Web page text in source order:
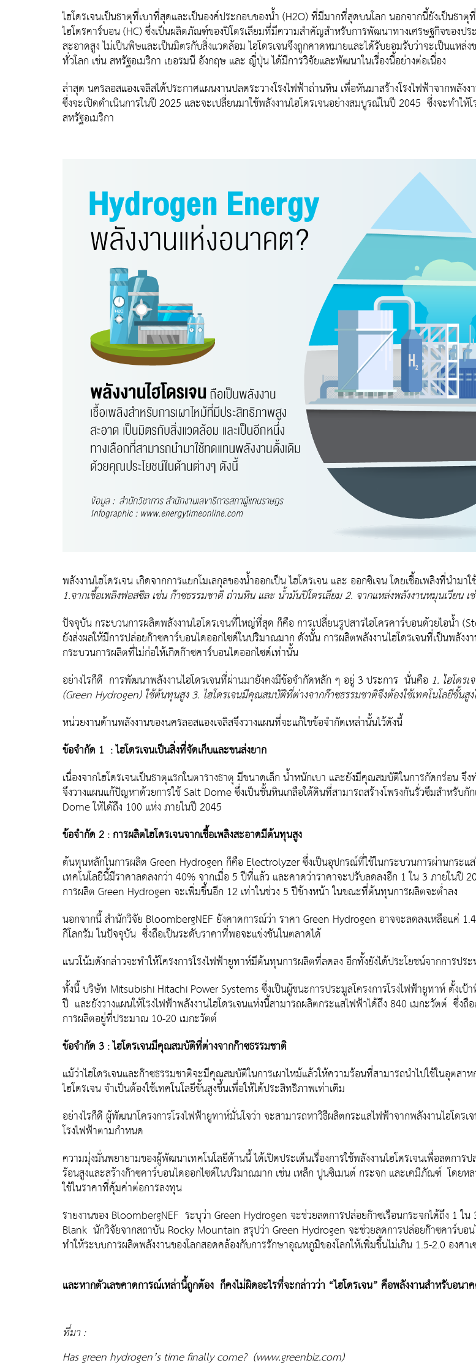
ไฮโดรเจนเป็นธาตุที่เบาที่สุดและเป็นองค์ประกอบของน้ำ (H2O) ที่มีมากที่สุดบนโลก นอกจากนี้ยังเป็นธา
ไฮโดรคาร์บอน (HC) ซึ่งเป็นผลิตภัณฑ์ของปิโตรเลียมที่มีความสําคัญสําหรับการพัฒนาทางเศรษฐกิจของ
สะอาดสูง ไม่เป็นพิษและเป็นมิตรกับสิ่งแวดล้อม ไฮโดรเจนจึงถูกคาดหมายและได้รับยอมรับว่าจะเป็นแห
ทั่วโลก เช่น สหรัฐอเมริกา เยอรมนี อังกฤษ และ ญี่ปุ่น ได้มีการวิจัยและพัฒนาในเรื่องนี้อย่างต่อเนื่อง
ล่าสุด นครลอสแองเจลิสได้ประกาศแผนงานปลดระวางโรงไฟฟ้าถ่านหิน เพื่อหันมาสร้างโรงไฟฟ้าจากพลัง
ซึ่งจะเปิดดำเนินการในปี 2025 และจะเปลี่ยนมาใช้พลังงานไฮโดรเจนอย่างสมบูรณ์ในปี 2045 ซึ่งจะทำให้
สหรัฐอเมริกา
พลังงานไฮโดรเจน เกิดจากการแยกโมเลกุลของน้ำออกเป็น ไฮโดรเจน และ ออกซิเจน โดยเชื้อเพลิงที่นำ
1.จากเชื้อเพลิงฟอสซิล เช่น ก๊าซธรรมชาติ ถ่านหิน และ น้ำมันปิโตรเลียม 2. จากแหล่งพลังงานหมุนเวียน
ปัจจุบัน กระบวนการผลิตพลังงานไฮโดรเจนที่ใหญ่ที่สุด ก็คือ การเปลี่ยนรูปสารไฮโครคาร์บอนด้วยไอน้
ยังส่งผลให้มีการปล่อยก๊าซคาร์บอนไดออกไซด์ในปริมาณมาก ดังนั้น การผลิตพลังงานไฮโดรเจนที่เป็นพลังง
กระบวนการผลิตที่ไม่ก่อให้เกิดก๊าซคาร์บอนไดออกไซด์เท่านั้น
อย่างไรก็ดี การพัฒนาพลังงานไฮโดรเจนที่ผ่านมายังคงมีข้อจำกัดหลัก ๆ อยู่ 3 ประการ นั่นคือ 1. ไฮโดร
(Green Hydrogen) ใช้ต้นทุนสูง 3. ไฮโดรเจนมีคุณสมบัติที่ต่างจากก๊าซธรรมชาติจึงต้องใช้เทคโนโลยีขั้นสู
หน่วยงานด้านพลังงานของนครลอสแองเจลิสจึงวางแผนที่จะแก้ไขข้อจำกัดเหล่านั้นไว้ดังนี้
ข้อจำกัด 1 : ไฮโดรเจนเป็นสิ่งที่จัดเก็บและขนส่งยาก
เนื่องจากไฮโดรเจนเป็นธาตุแรกในตารางธาตุ มีขนาดเล็ก น้ำหนักเบา และยังมีคุณสมบัติในการกัดกร่อน จึ
จึงวางแผนแก้ปัญหาด้วยการใช้ Salt Dome ซึ่งเป็นชั้นหินเกลือใต้ดินที่สามารถสร้างโพรงกันรั่วซึมสำหรับกั
Dome ให้ได้ถึง 100 แห่ง ภายในปี 2045
ข้อจำกัด 2 : การผลิตไฮโดรเจนจากเชื้อเพลิงสะอาดมีต้นทุนสูง
ต้นทุนหลักในการผลิต Green Hydrogen ก็คือ Electrolyzer ซึ่งเป็นอุปกรณ์ที่ใช้ในกระบวนการผ่านกระ
เทคโนโลยีนี้มีราคาลดลงกว่า 40% จากเมื่อ 5 ปีที่แล้ว และคาดว่าราคาจะปรับลดลงอีก 1 ใน 3 ภายใน
การผลิต Green Hydrogen จะเพิ่มขึ้นอีก 12 เท่าในช่วง 5 ปีข้างหน้า ในขณะที่ต้นทุนการผลิตจะต่ำลง
นอกจากนี้ สำนักวิจัย BloombergNEF ยังคาดการณ์ว่า ราคา Green Hydrogen อาจจะลดลงเหลือแค่
กิโลกรัม ในปัจจุบัน ซึ่งถือเป็นระดับราคาที่พอจะแข่งขันในตลาดได้
แนวโน้มดังกล่าวจะทำให้โครงการโรงไฟฟ้ายูทาห์มีต้นทุนการผลิตที่ลดลง อีกทั้งยังได้ประโยชน์จากการ
ทั้งนี้ บริษัท Mitsubishi Hitachi Power Systems ซึ่งเป็นผู้ชนะการประมูลโครงการโรงไฟฟ้ายูทาห์ ตั้งเป้
ปี และยังวางแผนให้โรงไฟฟ้าพลังงานไฮโดรเจนแห่งนี้สามารถผลิตกระแสไฟฟ้าได้ถึง 840 เมกะวัตต์ ซึ่
การผลิตอยู่ที่ประมาณ 10-20 เมกะวัตต์
ข้อจำกัด 3 : ไฮโดรเจนมีคุณสมบัติที่ต่างจากก๊าซธรรมชาติ
แม้ว่าไฮโดรเจนและก๊าซธรรมชาติจะมีคุณสมบัติในการเผาไหม้แล้วให้ความร้อนที่สามารถนำไปใช้ในอุตส
ไฮโดรเจน จำเป็นต้องใช้เทคโนโลยีขั้นสูงขึ้นเพื่อให้ได้ประสิทธิภาพเท่าเดิม
อย่างไรก็ดี ผู้พัฒนาโครงการโรงไฟฟ้ายูทาห์มั่นใจว่า จะสามารถหาวิธีผลิตกระแสไฟฟ้าจากพลังงานไฮโด
โรงไฟฟ้าตามกำหนด
ความมุ่งมั่นพยายามของผู้พัฒนาเทคโนโลยีด้านนี้ ได้เปิดประเด็นเรื่องการใช้พลังงานไฮโดรเจนเพื่อลดก
ร้อนสูงและสร้างก๊าซคาร์บอนไดออกไซด์ในปริมาณมาก เช่น เหล็ก ปูนซิเมนต์ กระจก และเคมีภัณฑ์ โดยห
ใช้ในราคาที่คุ้มค่าต่อการลงทุน
รายงานของ BloombergNEF ระบุว่า Green Hydrogen จะช่วยลดการปล่อยก๊าซเรือนกระจกได้ถึง 1
Blank นักวิจัยจากสถาบัน Rocky Mountain สรุปว่า Green Hydrogen จะช่วยลดการปล่อยก๊าซคาร์บ
ทำให้ระบบการผลิตพลังงานของโลกสอดคล้องกับการรักษาอุณหภูมิของโลกให้เพิ่มขึ้นไม่เกิน 1.5-2.0 องศาเ
และหากตัวเลขคาดการณ์เหล่านี้ถูกต้อง ก็คงไม่ผิดอะไรที่จะกล่าวว่า “ไฮโดรเจน” คือพลังงานสำหรับอนา
ที่มา :
Has green hydrogen’s time finally come? (www.greenbiz.com)